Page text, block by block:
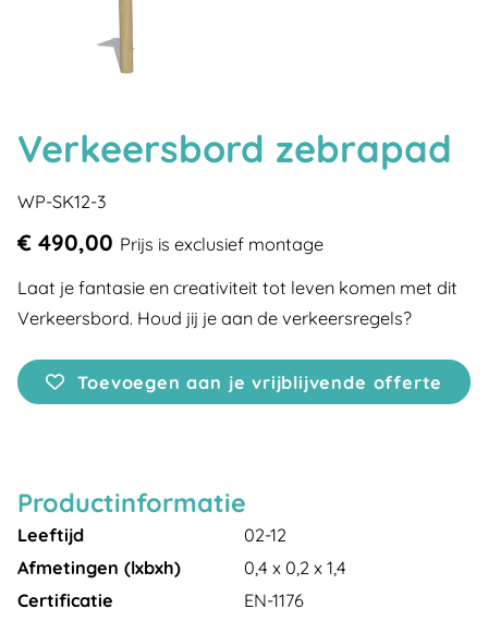
Verkeersbord zebrapad
WP-SK12-3
€ 490,00 Prijs is exclusief montage
Laat je fantasie en creativiteit tot leven komen met dit
Verkeersbord. Houd jij je aan de verkeersregels?
Toevoegen aan je vrijblijvende offerte
Productinformatie
Leeftijd
02-12
Afmetingen (lxbxh)
0,4 x 0,2 x 1,4
Certificatie
EN-1176